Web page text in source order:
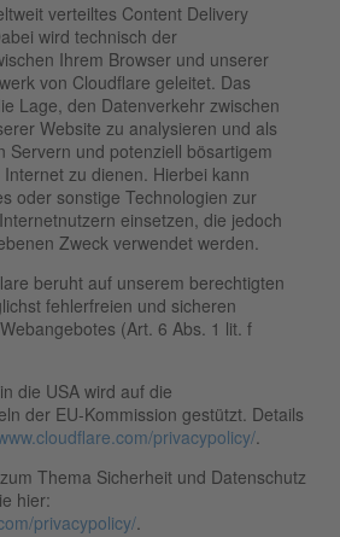
verteiltes Content Delivery
wird technisch der
Ihrem Browser und unserer
von Cloudflare geleitet. Das
Lage, den Datenverkehr zwischen
Website zu analysieren und als
Servern und potenziell bösartigem
zu dienen. Hierbei kann
oder sonstige Technologien zur
einsetzen, die jedoch
Zweck verwendet werden.
beruht auf unserem berechtigten
fehlerfreien und sicheren
(Art. 6 Abs. 1 lit. f
die USA wird auf die
der EU-Kommission gestützt. Details
privacypolicy/.
Thema Sicherheit und Datenschutz
hier:
privacypolicy/.